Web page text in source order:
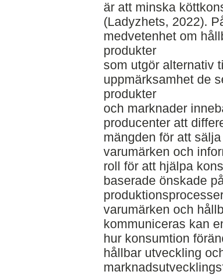
är att minska
(Ladyzhets, 2022).
medvetenhet om
produkter
som utgör alternativ
uppmärksamhet de
produkter
och marknader
producenter att
mängden för att
varumärken och
roll för att hjälpa
baserade önskade
varumärken och
kommuniceras kan
hur konsumtion
hållbar utveckling